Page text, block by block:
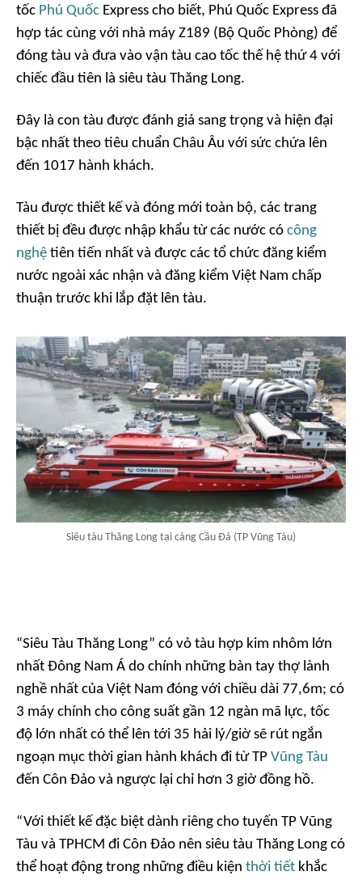
tốc Phú Quốc Express cho biết, Phú Quốc Express đã
hợp tác cùng với nhà máy Z189 (Bộ Quốc Phòng) để
đóng tàu và đưa vào vận tàu cao tốc thế hệ thứ 4 với
chiếc đầu tiên là siêu tàu Thăng Long.
Đây là con tàu được đánh giá sang trọng và hiện đại
bậc nhất theo tiêu chuẩn Châu Âu với sức chứa lên
đến 1017 hành khách.
Tàu được thiết kế và đóng mới toàn bộ, các trang
thiết bị đều được nhập khẩu từ các nước có công
nghệ tiên tiến nhất và được các tổ chức đăng kiểm
nước ngoài xác nhận và đăng kiểm Việt Nam chấp
thuận trước khi lắp đặt lên tàu.
Siêu tàu Thăng Long tại cảng Cầu Đá (TP Vũng Tàu)
“Siêu Tàu Thăng Long” có vỏ tàu hợp kim nhôm lớn
nhất Đông Nam Á do chính những bàn tay thợ lành
nghề nhất của Việt Nam đóng với chiều dài 77,6m; có
3 máy chính cho công suất gần 12 ngàn mã lực, tốc
độ lớn nhất có thể lên tới 35 hải lý/giờ sẽ rút ngắn
ngoạn mục thời gian hành khách đi từ TP Vũng Tàu
đến Côn Đảo và ngược lại chỉ hơn 3 giờ đồng hồ.
“Với thiết kế đặc biệt dành riêng cho tuyến TP Vũng
Tàu và TPHCM đi Côn Đảo nên siêu tàu Thăng Long có
thể hoạt động trong những điều kiện thời tiết khắc